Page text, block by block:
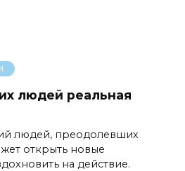
людей реальная
людей, преодолевших
открыть новые
на действие.